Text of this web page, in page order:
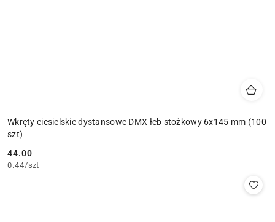
Wkręty ciesielskie dystansowe DMX łeb stożkowy 6x145 mm (100
szt)
Cena:
44.00
0.44/szt